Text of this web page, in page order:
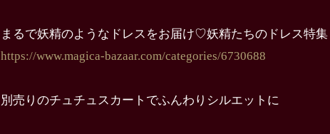
まるで妖精のようなドレスをお届け♡妖精たちのドレス特集
https://www.magica-bazaar.com/categories/6730688
別売りのチュチュスカートでふんわりシルエットに